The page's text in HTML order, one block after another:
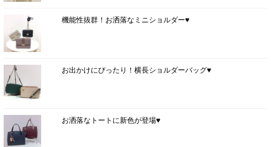
機能性抜群！お洒落なミニショルダー♥
お出かけにぴったり！横長ショルダーバッグ♥
お洒落なトートに新色が登場♥